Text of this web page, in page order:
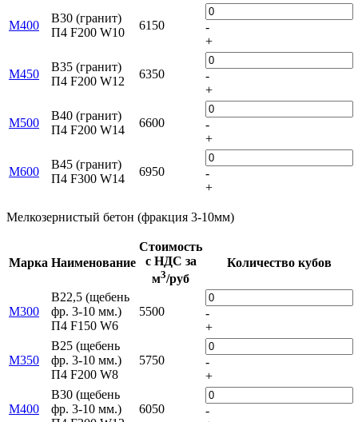
М400
B30 (гранит)
П4 F200 W10
6150
-
+
М450
B35 (гранит)
П4 F200 W12
6350
-
+
М500
B40 (гранит)
П4 F200 W14
6600
-
+
М600
B45 (гранит)
П4 F300 W14
6950
-
+
Мелкозернистый бетон (фракция 3-10мм)
Марка Наименование
Стоимость
с НДС за
м3/руб
Количество кубов
М300
B22,5 (щебень
фр. 3-10 мм.)
П4 F150 W6
5500
-
+
М350
B25 (щебень
фр. 3-10 мм.)
П4 F200 W8
5750
-
+
М400
B30 (щебень
фр. 3-10 мм.)
6050
-